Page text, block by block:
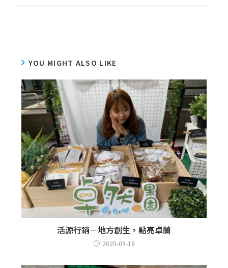
YOU MIGHT ALSO LIKE
活源行銷—地方創生，點亮卓蘭
2020-09-18